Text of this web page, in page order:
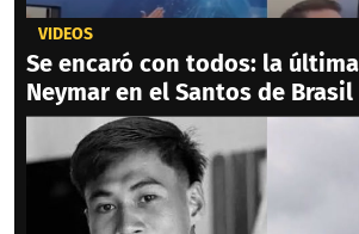
VIDEOS
Se encaró con todos: la
Neymar en el Santos de Brasil